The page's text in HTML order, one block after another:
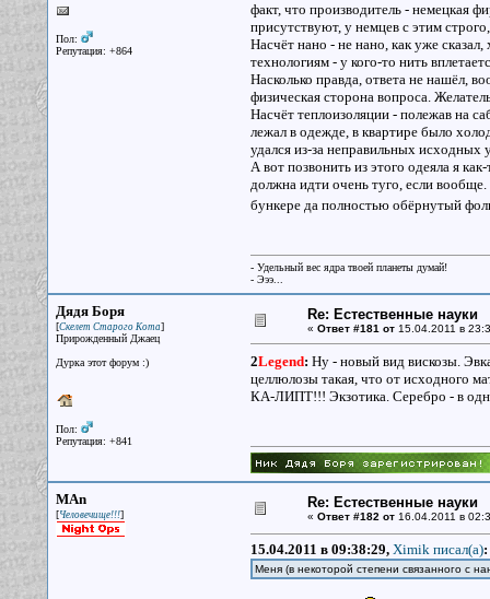
Пол:
Репутация: +864
факт, что производитель - немецкая
присутствуют, у немцев с этим
Насчёт нано - не нано, как уже
технологиям - у кого-то нить
Насколько правда, ответа не нашёл,
физическая сторона вопроса.
Насчёт теплоизоляции - полежав на
лежал в одежде, в квартире было
удался из-за неправильных исходных
А вот позвонить из этого одеяла я
должна идти очень туго, если
бункере да полностью обёрнутый
- Удельный вес ядра твоей планеты думай!
- Эээ...
Дядя Боря
[Скелет Старого Кота]
Прирожденный Джаец
Дурка этот форум :)
Пол:
Репутация: +841
Re: Естественные науки
« Ответ #181 от15.04.2011 в
2Legend: Ну - новый вид вискозы.
целлюлозы такая, что от исходного
КА-ЛИПТ!!! Экзотика. Серебро - в
MAn
[Человечище!!!]
Re: Естественные науки
« Ответ #182 от16.04.2011 в
15.04.2011 в 09:38:29, Ximik писал(a):
Меня (в некоторой степени связанного с